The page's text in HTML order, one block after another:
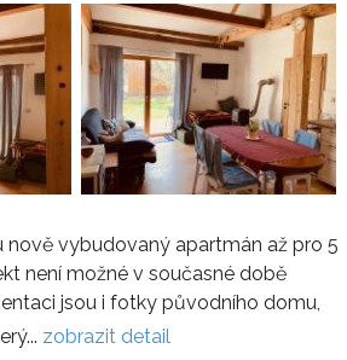
nově vybudovaný apartmán až pro 5
není možné v současné době
jsou i fotky původního domu,
zobrazit detail